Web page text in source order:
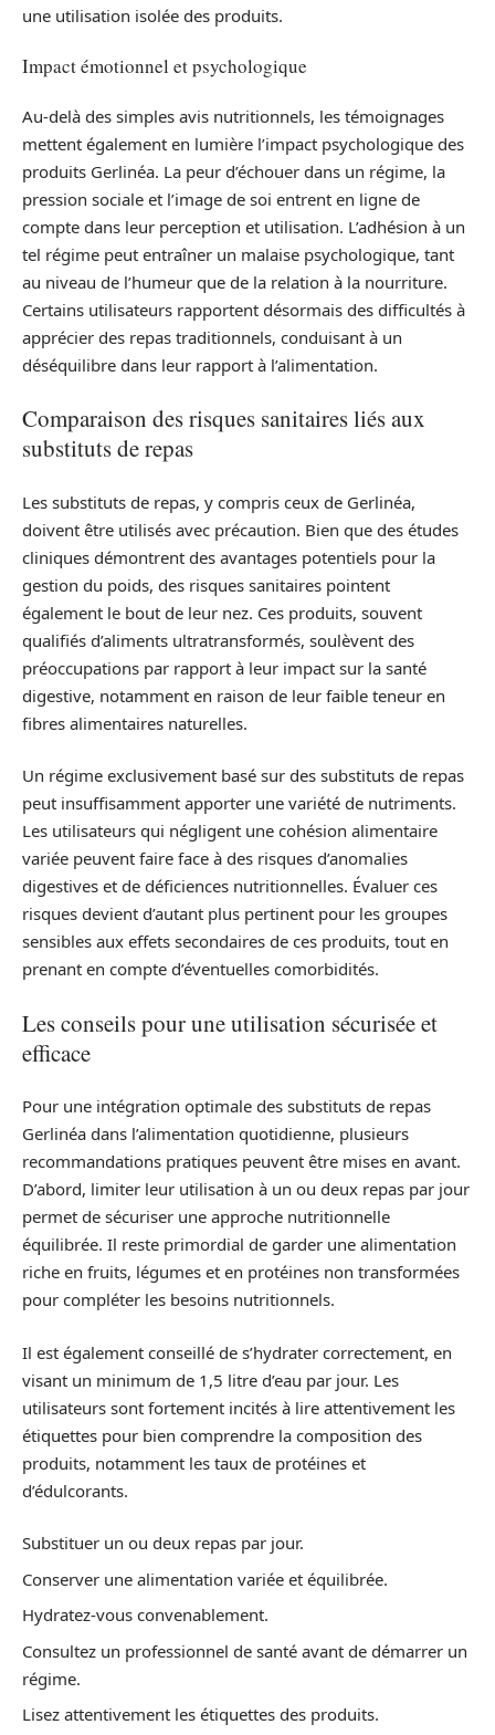
une utilisation isolée des produits.
Impact émotionnel et psychologique
Au-delà des simples avis nutritionnels, les témoignages
mettent également en lumière l’impact psychologique des
produits Gerlinéa. La peur d’échouer dans un régime, la
pression sociale et l’image de soi entrent en ligne de
compte dans leur perception et utilisation. L’adhésion à un
tel régime peut entraîner un malaise psychologique, tant
au niveau de l’humeur que de la relation à la nourriture.
Certains utilisateurs rapportent désormais des difficultés à
apprécier des repas traditionnels, conduisant à un
déséquilibre dans leur rapport à l’alimentation.
Comparaison des risques sanitaires liés aux
substituts de repas
Les substituts de repas, y compris ceux de Gerlinéa,
doivent être utilisés avec précaution. Bien que des études
cliniques démontrent des avantages potentiels pour la
gestion du poids, des risques sanitaires pointent
également le bout de leur nez. Ces produits, souvent
qualifiés d’aliments ultratransformés, soulèvent des
préoccupations par rapport à leur impact sur la santé
digestive, notamment en raison de leur faible teneur en
fibres alimentaires naturelles.
Un régime exclusivement basé sur des substituts de repas
peut insuffisamment apporter une variété de nutriments.
Les utilisateurs qui négligent une cohésion alimentaire
variée peuvent faire face à des risques d’anomalies
digestives et de déficiences nutritionnelles. Évaluer ces
risques devient d’autant plus pertinent pour les groupes
sensibles aux effets secondaires de ces produits, tout en
prenant en compte d’éventuelles comorbidités.
Les conseils pour une utilisation sécurisée et
efficace
Pour une intégration optimale des substituts de repas
Gerlinéa dans l’alimentation quotidienne, plusieurs
recommandations pratiques peuvent être mises en avant.
D’abord, limiter leur utilisation à un ou deux repas par jour
permet de sécuriser une approche nutritionnelle
équilibrée. Il reste primordial de garder une alimentation
riche en fruits, légumes et en protéines non transformées
pour compléter les besoins nutritionnels.
Il est également conseillé de s’hydrater correctement, en
visant un minimum de 1,5 litre d’eau par jour. Les
utilisateurs sont fortement incités à lire attentivement les
étiquettes pour bien comprendre la composition des
produits, notamment les taux de protéines et
d’édulcorants.
Substituer un ou deux repas par jour.
Conserver une alimentation variée et équilibrée.
Hydratez-vous convenablement.
Consultez un professionnel de santé avant de démarrer un
régime.
Lisez attentivement les étiquettes des produits.